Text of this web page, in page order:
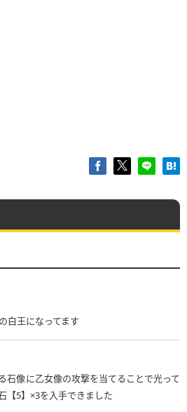
白王になってます
像に乙女像の攻撃を当てることで光って
【5】×3を入手できました